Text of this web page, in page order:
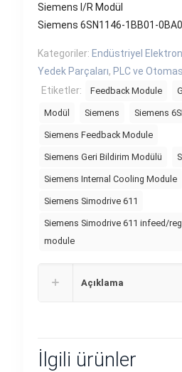
Siemens I/R Modül
Siemens 6SN1146-1BB01-0BA0
Kategoriler: Endüstriyel
Yedek Parçaları, PLC ve
Etiketler:
Feedback Module
Modül Siemens Siemens
Siemens Feedback Module
Siemens Geri Bildirim Modülü
Siemens Internal Cooling Module
Siemens Simodrive 611
Siemens Simodrive 611 infeed/
module
Açıklama
İlgili ürünler